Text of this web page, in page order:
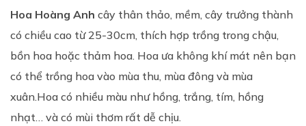
Hoa Hoàng Anh cây thân thảo, mềm, cây trưởng thành
có chiều cao từ 25-30cm, thích hợp trồng trong chậu,
bồn hoa hoặc thảm hoa. Hoa ưa không khí mát nên bạn
có thể trồng hoa vào mùa thu, mùa đông và mùa
xuân.Hoa có nhiều màu như hồng, trắng, tím, hồng
nhạt… và có mùi thơm rất dễ chịu.